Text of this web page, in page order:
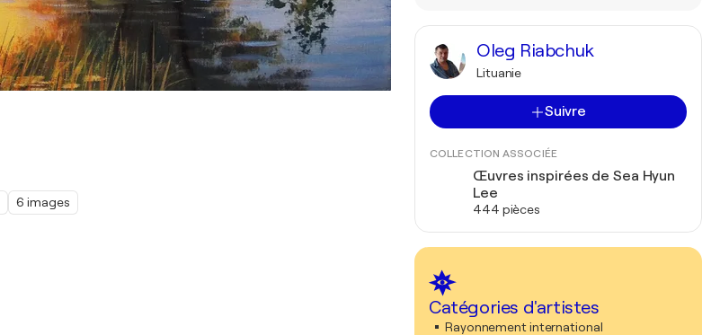
6 images
Oleg Riabchuk
Lituanie
Suivre
COLLECTION ASSOCIÉE
Œuvres inspirées de Sea Hyun
Lee
444 pièces
Catégories d'artistes
Rayonnement international